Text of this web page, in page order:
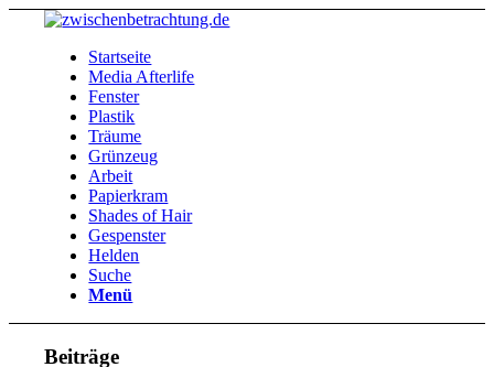
Startseite
Media Afterlife
Fenster
Plastik
Träume
Grünzeug
Arbeit
Papierkram
Shades of Hair
Gespenster
Helden
Suche
Menü
Beiträge